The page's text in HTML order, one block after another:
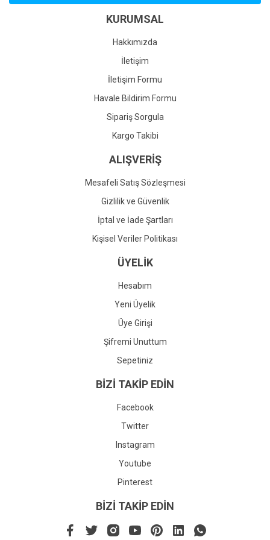
Ürün bilgilerinde hatalar bulunuyor.
Ürün fiyatı diğer sitelerden daha pahalı.
Gönder
KURUMSAL
Hakkımızda
İletişim
İletişim Formu
Havale Bildirim Formu
Sipariş Sorgula
Kargo Takibi
ALIŞVERİŞ
Mesafeli Satış Sözleşmesi
Gizlilik ve Güvenlik
İptal ve İade Şartları
Kişisel Veriler Politikası
ÜYELİK
Hesabım
Yeni Üyelik
Üye Girişi
Şifremi Unuttum
Sepetiniz
BİZİ TAKİP EDİN
Facebook
Twitter
Instagram
Youtube
Pinterest
BİZİ TAKİP EDİN